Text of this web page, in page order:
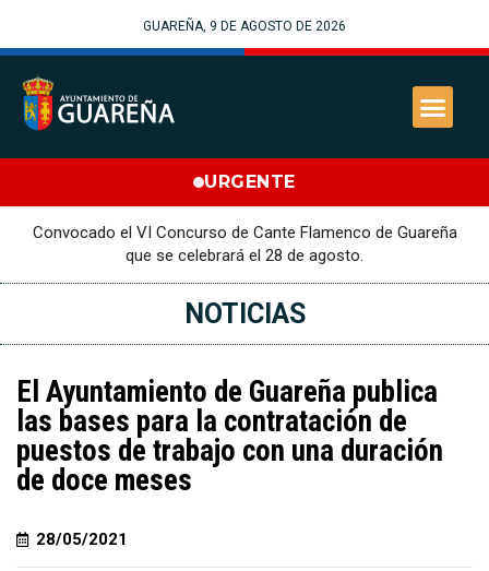
GUAREÑA, 9 DE AGOSTO DE 2026
URGENTE
Convocado el VI Concurso de Cante Flamenco de Guareña
que se celebrará el 28 de agosto.
NOTICIAS
El Ayuntamiento de Guareña publica
las bases para la contratación de
puestos de trabajo con una duración
de doce meses
28/05/2021